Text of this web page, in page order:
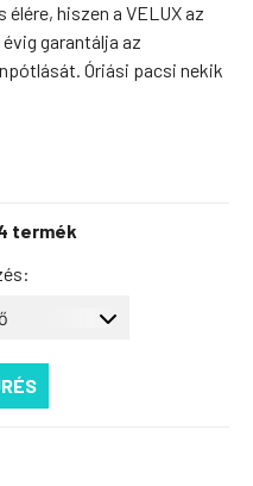
hiszen a VELUX az
garantálja az
Óriási pacsi nekik
termék